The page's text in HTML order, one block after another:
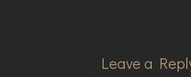
Leave a